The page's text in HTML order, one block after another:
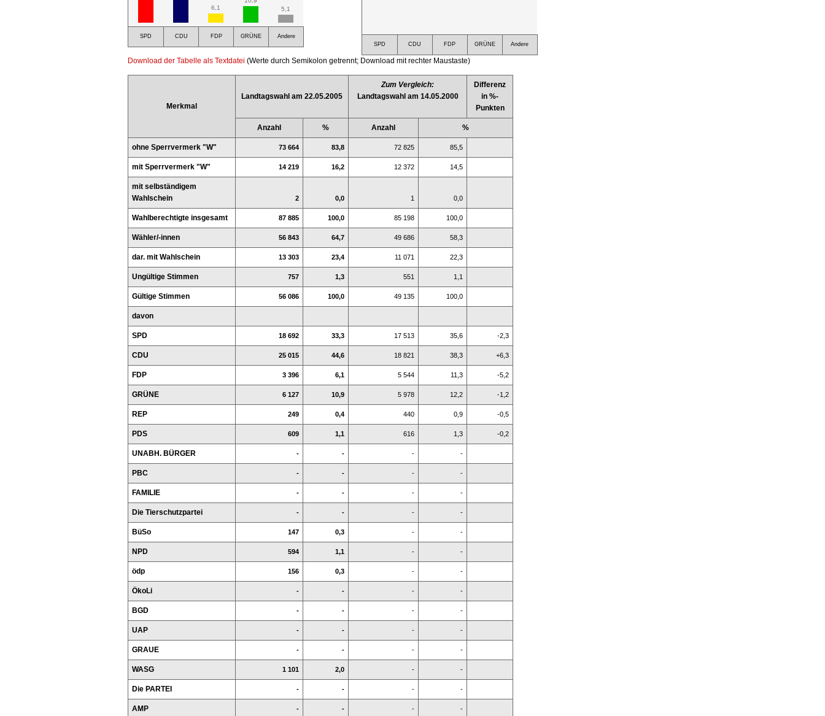
6,1
5,1
SPD CDU FDP GRÜNE Andere
SPD CDU FDP GRÜNE Andere
Download der Tabelle als Textdatei (Werte durch Semikolon getrennt; Download mit rechter Maustaste)
Merkmal
Landtagswahl am 22.05.2005
Zum Vergleich:
Landtagswahl am 14.05.2000
Differenz
in %-
Punkten
Anzahl % Anzahl %
ohne Sperrvermerk "W" 73 664 83,8 72 825 85,5
mit Sperrvermerk "W" 14 219 16,2 12 372 14,5
mit selbständigem
Wahlschein
2 0,0 1 0,0
Wahlberechtigte insgesamt 87 885 100,0 85 198 100,0
Wähler/-innen 56 843 64,7 49 686 58,3
dar. mit Wahlschein 13 303 23,4 11 071 22,3
Ungültige Stimmen 757 1,3 551 1,1
Gültige Stimmen 56 086 100,0 49 135 100,0
davon
SPD 18 692 33,3 17 513 35,6 -2,3
CDU 25 015 44,6 18 821 38,3 +6,3
FDP 3 396 6,1 5 544 11,3 -5,2
GRÜNE 6 127 10,9 5 978 12,2 -1,2
REP 249 0,4 440 0,9 -0,5
PDS 609 1,1 616 1,3 -0,2
UNABH. BÜRGER - - - -
PBC - - - -
FAMILIE - - - -
Die Tierschutzpartei - - - -
BüSo 147 0,3 - -
NPD 594 1,1 - -
ödp 156 0,3 - -
ÖkoLi - - - -
BGD - - - -
UAP - - - -
GRAUE - - - -
WASG 1 101 2,0 - -
Die PARTEI - - - -
AMP - - - -